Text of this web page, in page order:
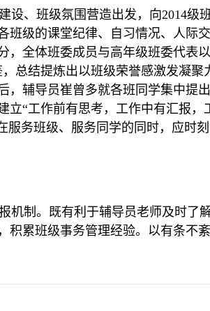
设、班级氛围营造出发，向2014级
班级的课堂纪律、自习情况、人际
全体班委成员与高年级班委代表
总结提炼出以班级荣誉感激发凝聚
，辅导员崔曾多就各班同学集中提
“工作前有思考，工作中有汇报，
务班级、服务同学的同时，应时
机制。既有利于辅导员老师及时了
累班级事务管理经验。以有条不